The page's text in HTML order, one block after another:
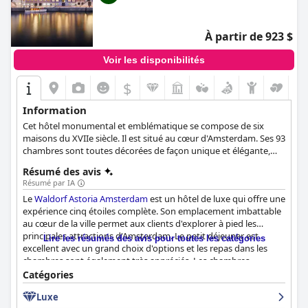
À partir de 923 $
Voir les disponibilités
$
Information
Cet hôtel monumental et emblématique se compose de six
maisons du XVIIe siècle. Il est situé au cœur d'Amsterdam. Ses 93
chambres sont toutes décorées de façon unique et élégante,
Résumé des avis
Résumé par IA
LeWaldorf Astoria Amsterdamest un hôtel de luxe qui offre une
expérience cinq étoiles complète. Son emplacement imbattable
au cœur de la ville permet aux clients d'explorer à pied les
principales attractions d'Amsterdam. Le petit déjeuner est
excellent avec un grand choix d'options et les repas dans les
chambres sont également très appréciés. Les chambres
spacieuses et magnifiques sont confortables et propres. Les
chambres situées au bord du canal offrent une belle vue. La
propreté exceptionnelle de l'hôtel et le superbe service du
Lire les résumés des avis pour toutes les catégories
Catégories
Luxe